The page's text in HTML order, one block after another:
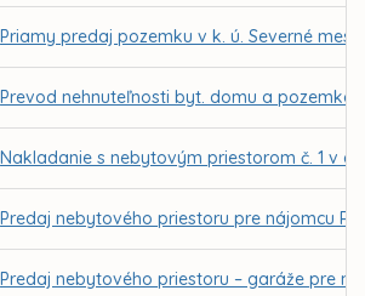
Priamy predaj pozemku v k. ú. Severné
Prevod nehnuteľnosti byt. domu a
Nakladanie s nebytovým priestorom č. 1 v
Predaj nebytového priestoru pre nájomcu
Predaj nebytového priestoru – garáže pre